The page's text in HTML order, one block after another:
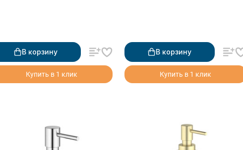
В корзину
Купить в 1 клик
В корзину
Купить в 1 клик